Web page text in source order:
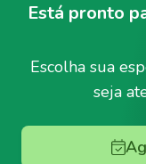
Está pronto
Escolha sua
seja